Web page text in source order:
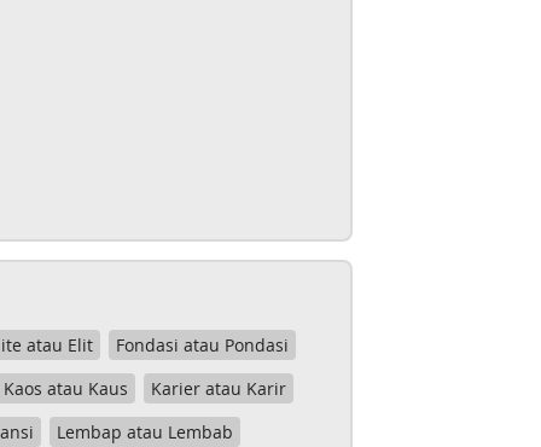
atau Elit
Fondasi atau Pondasi
Kaos atau Kaus
Karier atau Karir
Lembap atau Lembab